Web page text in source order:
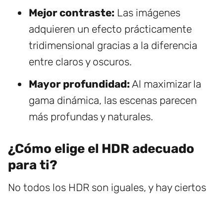
Mejor contraste: Las imágenes
adquieren un efecto prácticamente
tridimensional gracias a la diferencia
entre claros y oscuros.
Mayor profundidad: Al maximizar la
gama dinámica, las escenas parecen
más profundas y naturales.
¿Cómo elige el HDR adecuado
para ti?
No todos los HDR son iguales, y hay ciertos